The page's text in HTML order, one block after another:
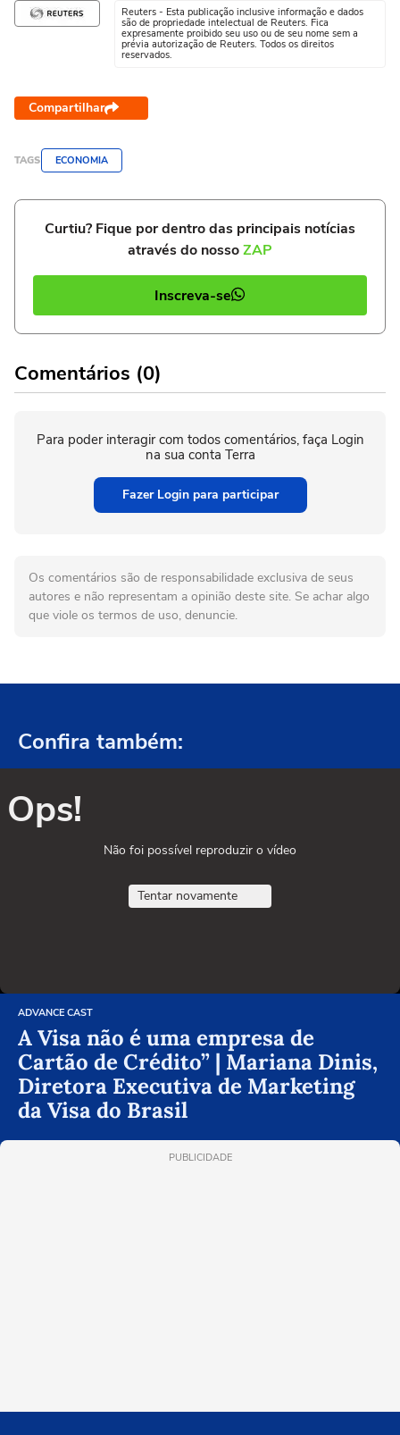
Reuters - Esta publicação inclusive informação e dados
são de propriedade intelectual de Reuters. Fica
expresamente proibido seu uso ou de seu nome sem a
prévia autorização de Reuters. Todos os direitos
reservados.
Compartilhar
TAGS ECONOMIA
Curtiu? Fique por dentro das principais notícias
através do nossoZAP
Inscreva-se
Comentários (0)
Para poder interagir com todos comentários, faça Login
na sua conta Terra
Fazer Login para participar
Os comentários são de responsabilidade exclusiva de seus
autores e não representam a opinião deste site. Se achar algo
que viole os termos de uso, denuncie.
Confira também:
Ops!
Não foi possível reproduzir o vídeo
Tentar novamente
ADVANCE CAST
A Visa não é uma empresa de
Cartão de Crédito” | Mariana Dinis,
Diretora Executiva de Marketing
da Visa do Brasil
PUBLICIDADE